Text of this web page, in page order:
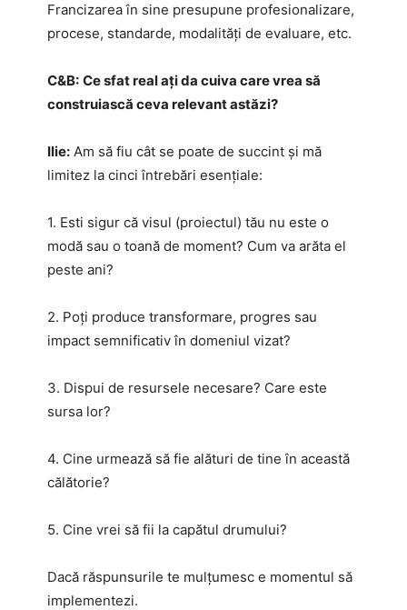
Francizarea în sine presupune profesionalizare,
procese, standarde, modalități de evaluare, etc.
C&B: Ce sfat real ați da cuiva care vrea să
construiască ceva relevant astăzi?
Ilie: Am să fiu cât se poate de succint și mă
limitez la cinci întrebări esențiale:
1. Esti sigur că visul (proiectul) tău nu este o
modă sau o toană de moment? Cum va arăta el
peste ani?
2. Poți produce transformare, progres sau
impact semnificativ în domeniul vizat?
3. Dispui de resursele necesare? Care este
sursa lor?
4. Cine urmează să fie alături de tine în această
călătorie?
5. Cine vrei să fii la capătul drumului?
Dacă răspunsurile te mulțumesc e momentul să
implementezi.